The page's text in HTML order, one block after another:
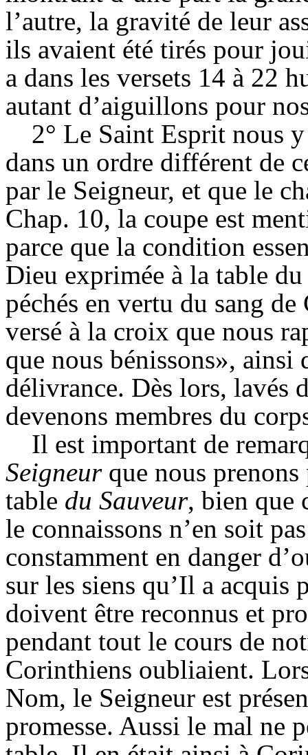
l’autre, la gravité de leur
ils avaient été tirés pour
a dans les versets 14 à 22
autant d’aiguillons pour
2° Le Saint Esprit nous
dans un ordre différent de
par le Seigneur, et que le
Chap. 10, la coupe est
parce que la condition
Dieu exprimée à la table
péchés en vertu du sang de
versé à la croix que nous
que nous bénissons»,
délivrance. Dès lors, lavés
devenons membres du
Il est important de
Seigneur que nous prenons
table du Sauveur, bien que
le connaissons n’en soit
constamment en danger
sur les siens qu’Il a acquis
doivent être reconnus et
pendant tout le cours de
Corinthiens oubliaient.
Nom, le Seigneur est
promesse. Aussi le mal ne